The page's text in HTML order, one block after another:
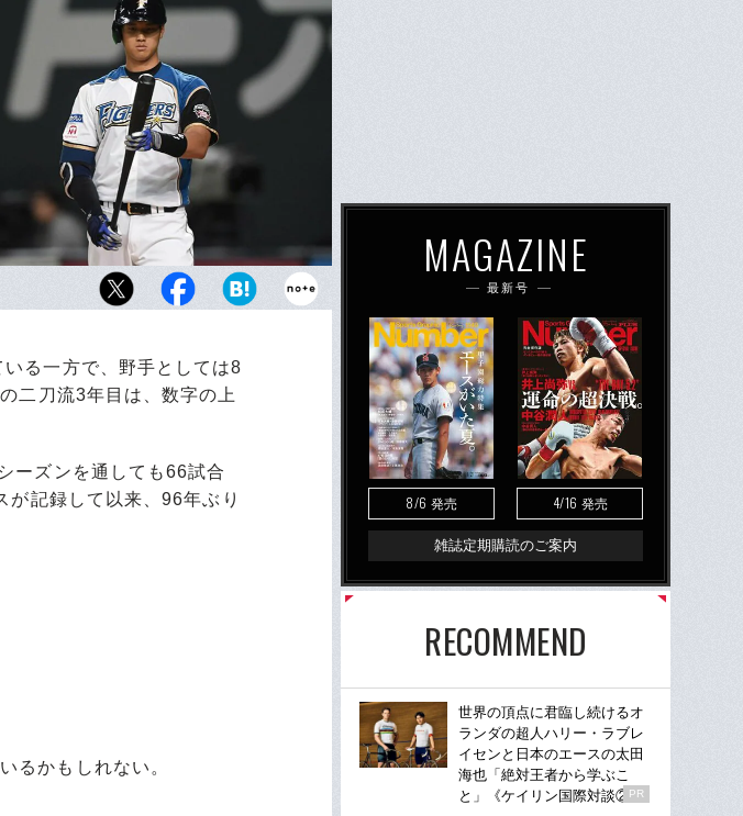
ては開幕5連勝で防御率0.80、38奪三振という抜
る一方で、野手としては8
二刀流3年目は、数字の上
ーズンを通しても66試合
記録して以来、96年ぶり
るかもしれない。
MAGAZINE
最新号
8/6 発売 4/16 発売
雑誌定期購読のご案内
RECOMMEND
世界の頂点に君臨し続けるオ
ランダの超人ハリー・ラブレ
イセンと日本のエースの太田
海也「絶対王者から学ぶこ
と」《ケイリン国際対談②》
PR